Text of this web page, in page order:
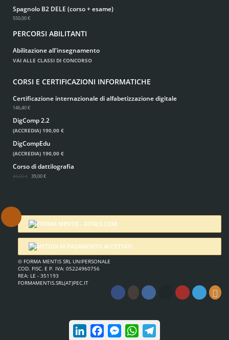
Spagnolo B2 DELE (corso + esame)
550,00 €
PERCORSI ABILITANTI
Abilitazione all'insegnamento
VAI ALLE CLASSI DI CONCORSO
CORSI E CERTIFICAZIONI INFORMATICHE
Certificazione internazionale di alfabetizzazione digitale
146,40 €
DigComp 2.2
(ACCREDIA) 190,00 €
DigCompEdu
(ACCREDIA) 190,00 €
Corso di dattilografia
49,00 € 39,00 €
© FORMA MENTIS SRL UNIPERSONALE
COD. FISC. E P. IVA: 05224960756
REA: LE - 351193
FORMAMENTIS.SRL(AT)PEC.IT
LinkedInFacebookMessengerWhatsApp